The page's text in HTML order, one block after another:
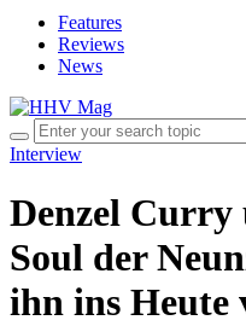
Features
Reviews
News
Interview
Denzel Curry
Soul der
ihn ins Heute